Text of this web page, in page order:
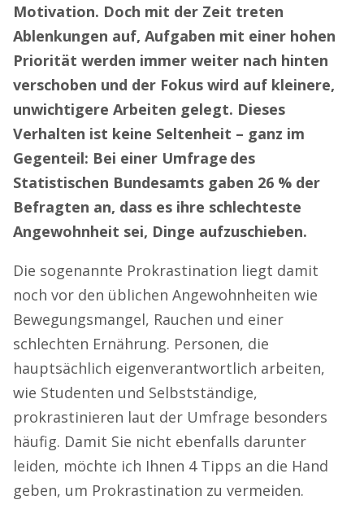
Motivation. Doch mit der Zeit treten
Ablenkungen auf, Aufgaben mit einer hohen
Priorität werden immer weiter nach hinten
verschoben und der Fokus wird auf kleinere,
unwichtigere Arbeiten gelegt. Dieses
Verhalten ist keine Seltenheit – ganz im
Gegenteil: Bei einer Umfrage des
Statistischen Bundesamts gaben 26 % der
Befragten an, dass es ihre schlechteste
Angewohnheit sei, Dinge aufzuschieben.
Die sogenannte Prokrastination liegt damit
noch vor den üblichen Angewohnheiten wie
Bewegungsmangel, Rauchen und einer
schlechten Ernährung. Personen, die
hauptsächlich eigenverantwortlich arbeiten,
wie Studenten und Selbstständige,
prokrastinieren laut der Umfrage besonders
häufig. Damit Sie nicht ebenfalls darunter
leiden, möchte ich Ihnen 4 Tipps an die Hand
geben, um Prokrastination zu vermeiden.